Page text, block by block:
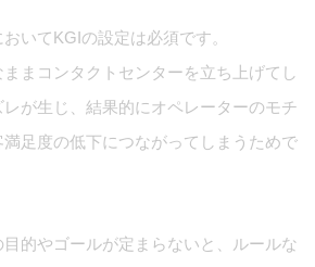
いてKGIの設定は必須です。
まコンタクトセンターを立ち上げてし
レが生じ、結果的にオペレーターのモチ
足度の低下につながってしまうためで
的やゴールが定まらないと、ルールな